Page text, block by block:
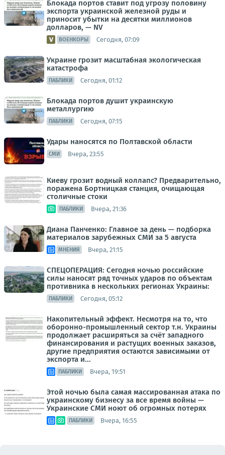
Блокада портов ставит под угрозу половину
экспорта украинской железной руды и
приносит убытки на десятки миллионов
долларов, — NV
ВОЕНКОРЫ Сегодня, 07:09
Украине грозит масштабная экологическая
катастрофа
ПАБЛИКИ Сегодня, 01:12
Блокада портов душит украинскую
металлургию
ПАБЛИКИ Сегодня, 07:15
Удары наносятся по Полтавской области
СМИ Вчера, 23:55
Киеву грозит водный коллапс? Предварительно,
поражена Бортницкая станция, очищающая
столичные стоки
ПАБЛИКИ Вчера, 21:36
Диана Панченко: Главное за день — подборка
материалов зарубежных СМИ за 5 августа
МНЕНИЯ Вчера, 21:15
СПЕЦОПЕРАЦИЯ: Сегодня ночью российские
силы наносят ряд точных ударов по объектам
противника в нескольких регионах Украины:
ПАБЛИКИ Сегодня, 05:12
Накопительный эффект. Несмотря на то, что
оборонно-промышленный сектор т.н. Украины
продолжает расширяться за счёт западного
финансирования и растущих военных заказов,
другие предприятия остаются зависимыми от
экспорта и...
ПАБЛИКИ Вчера, 19:51
Этой ночью была самая массированная атака по
украинскому бизнесу за все время войны —
Украинские СМИ ноют об огромных потерях
ПАБЛИКИ Вчера, 16:55